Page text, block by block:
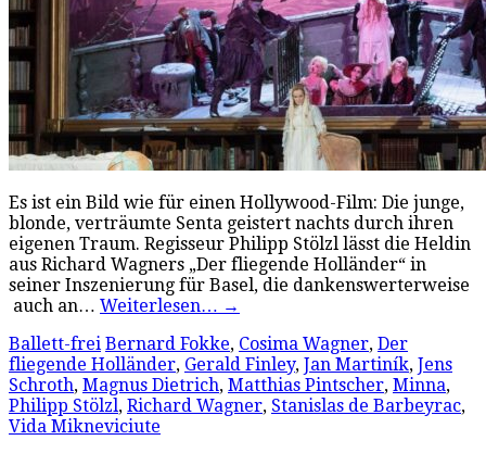
Es ist ein Bild wie für einen Hollywood-Film: Die junge,
blonde, verträumte Senta geistert nachts durch ihren
eigenen Traum. Regisseur Philipp Stölzl lässt die Heldin
aus Richard Wagners „Der fliegende Holländer“ in
seiner Inszenierung für Basel, die dankenswerterweise
auch an… Weiterlesen… →
Ballett-frei Bernard Fokke, Cosima Wagner, Der
fliegende Holländer, Gerald Finley, Jan Martiník, Jens
Schroth, Magnus Dietrich, Matthias Pintscher, Minna,
Philipp Stölzl, Richard Wagner, Stanislas de Barbeyrac,
Vida Mikneviciute